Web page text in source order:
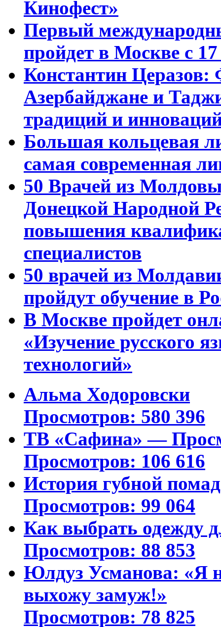
Кинофест»
Первый
пройдет в Москве с
Константин Церазов:
Азербайджане и
традиций и
Большая кольцевая
самая современная
50 Врачей из
Донецкой Народной
повышения
специалистов
50 врачей из
пройдут обучение в
В Москве пройдет
«Изучение русского
технологий»
Альма Ходоровски
Просмотров: 580 396
ТВ «Сафина» —
Просмотров: 106 616
История губной
Просмотров: 99 064
Как выбрать одежду
Просмотров: 88 853
Юлдуз Усманова: «Я
выхожу замуж!»
Просмотров: 78 825